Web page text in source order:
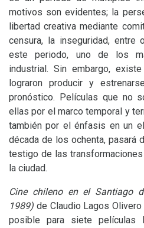
motivos son evidentes; la
libertad creativa mediante
censura, la inseguridad, entre
este periodo, uno de los
industrial. Sin embargo,
lograron producir y
pronóstico. Películas que no
ellas por el marco temporal y
también por el énfasis en un
década de los ochenta, pasará
testigo de las
la ciudad.
Cine chileno en el Santiago
1989) de Claudio Lagos
posible para siete películas